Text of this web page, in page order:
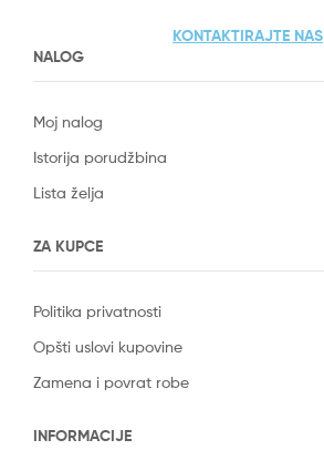
KONTAKTIRAJTE NAS
NALOG
Moj nalog
Istorija porudžbina
Lista želja
ZA KUPCE
Politika privatnosti
Opšti uslovi kupovine
Zamena i povrat robe
INFORMACIJE